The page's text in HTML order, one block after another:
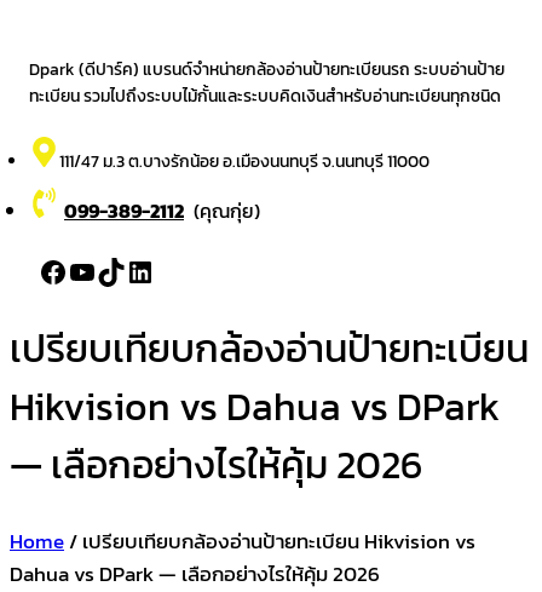
Dpark (ดีปาร์ค) แบรนด์จำหน่ายกล้องอ่านป้ายทะเบียนรถ ระบบอ่านป้าย
ทะเบียน รวมไปถึงระบบไม้กั้นและระบบคิดเงินสำหรับอ่านทะเบียนทุกชนิด
111/47 ม.3 ต.บางรักน้อย อ.เมืองนนทบุรี จ.นนทบุรี 11000
099-389-2112 (คุณกุ่ย)
Facebook
YouTube
TikTokLinkedIn
เปรียบเทียบกล้องอ่านป้ายทะเบียน
Hikvision vs Dahua vs DPark
— เลือกอย่างไรให้คุ้ม 2026
Home/เปรียบเทียบกล้องอ่านป้ายทะเบียน Hikvision vs
Dahua vs DPark — เลือกอย่างไรให้คุ้ม 2026